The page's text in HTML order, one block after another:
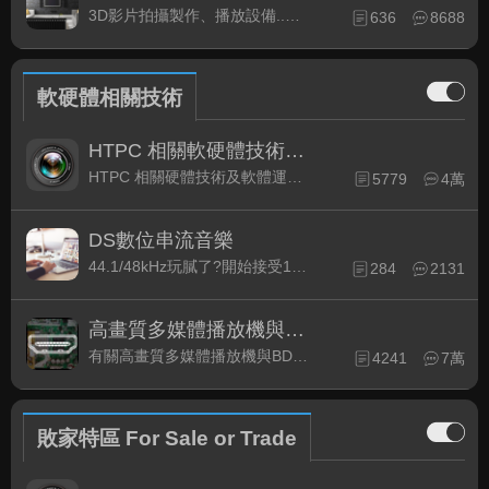
3D影片拍攝製作、播放設備..等相關討論 636 8688
軟硬體相關技術
HTPC 相關軟硬體技術及運用
5779 4萬
DS數位串流音樂
284 2131
高畫質多媒體播放機與BD討論區
有關高畫質多媒體播放機與BD相關討論區 4241 7萬
敗家特區 For Sale or Trade